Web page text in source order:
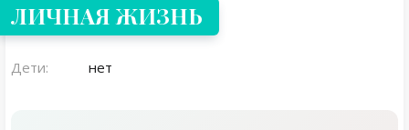
ЛИЧНАЯ ЖИЗНЬ
Дети: нет